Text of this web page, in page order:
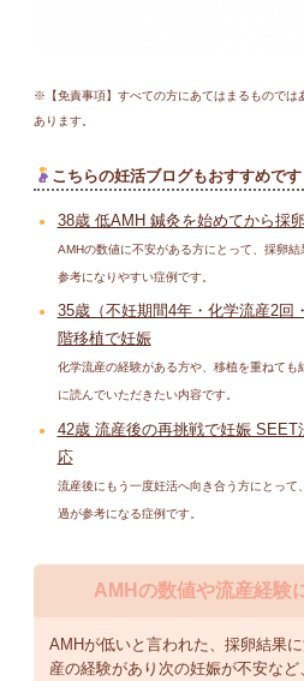
※【免責事項】すべての方にあてはまるものでは
あります。
こちらの妊活ブログもおすすめです
38歳 低AMH 鍼灸を始めてから採
AMHの数値に不安がある方にとって、採卵
参考になりやすい症例です。
35歳（不妊期間4年・化学流産2回
階移植で妊娠
化学流産の経験がある方や、移植を重ねて
に読んでいただきたい内容です。
42歳 流産後の再挑戦で妊娠 SEET
応
流産後にもう一度妊活へ向き合う方にとっ
過が参考になる症例です。
AMHの数値や流産経験
AMHが低いと言われた、採卵結果
産の経験があり次の妊娠が不安な